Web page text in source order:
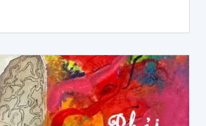
trái điều khiển gì?